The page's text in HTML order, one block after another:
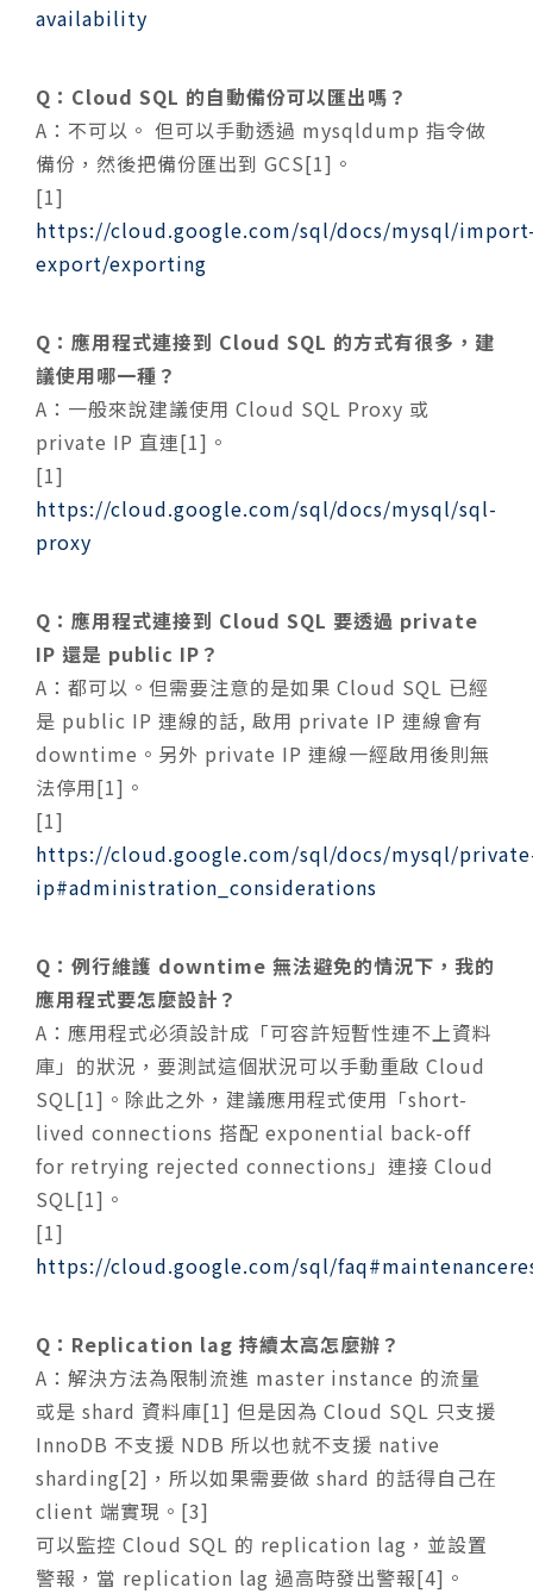
availability
Q：Cloud SQL 的自動備份可以匯出嗎？
A：不可以。 但可以手動透過 mysqldump 指令做
備份，然後把備份匯出到 GCS[1]。
[1]
https://cloud.google.com/sql/docs/mysql/
export/exporting
Q：應用程式連接到 Cloud SQL 的方式有很多，建
議使用哪一種？
A：一般來說建議使用 Cloud SQL Proxy 或
private IP 直連[1]。
[1]
https://cloud.google.com/sql/docs/mysql/sql-
proxy
Q：應用程式連接到 Cloud SQL 要透過 private
IP 還是 public IP？
A：都可以。但需要注意的是如果 Cloud SQL 已經
是 public IP 連線的話, 啟用 private IP 連線會有
downtime。另外 private IP 連線一經啟用後則無
法停用[1]。
[1]
https://cloud.google.com/sql/docs/mysql/
ip#administration_considerations
Q：例行維護 downtime 無法避免的情況下，我的
應用程式要怎麼設計？
A：應用程式必須設計成「可容許短暫性連不上資料
庫」的狀況，要測試這個狀況可以手動重啟 Cloud
SQL[1]。除此之外，建議應用程式使用「short-
lived connections 搭配 exponential back-off
for retrying rejected connections」連接 Cloud
SQL[1]。
[1]
https://cloud.google.com/sql/
Q：Replication lag 持續太高怎麼辦？
A：解決方法為限制流進 master instance 的流量
或是 shard 資料庫[1] 但是因為 Cloud SQL 只支援
InnoDB 不支援 NDB 所以也就不支援 native
sharding[2]，所以如果需要做 shard 的話得自己在
client 端實現。[3]
可以監控 Cloud SQL 的 replication lag，並設置
警報，當 replication lag 過高時發出警報[4]。